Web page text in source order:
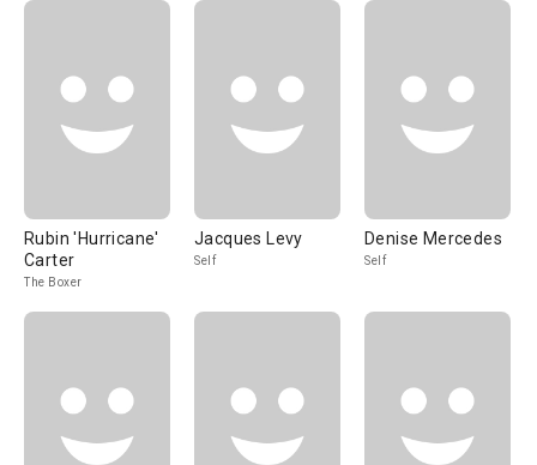
Rubin 'Hurricane'
Carter
The Boxer
Jacques Levy
Self
Denise Mercedes
Self